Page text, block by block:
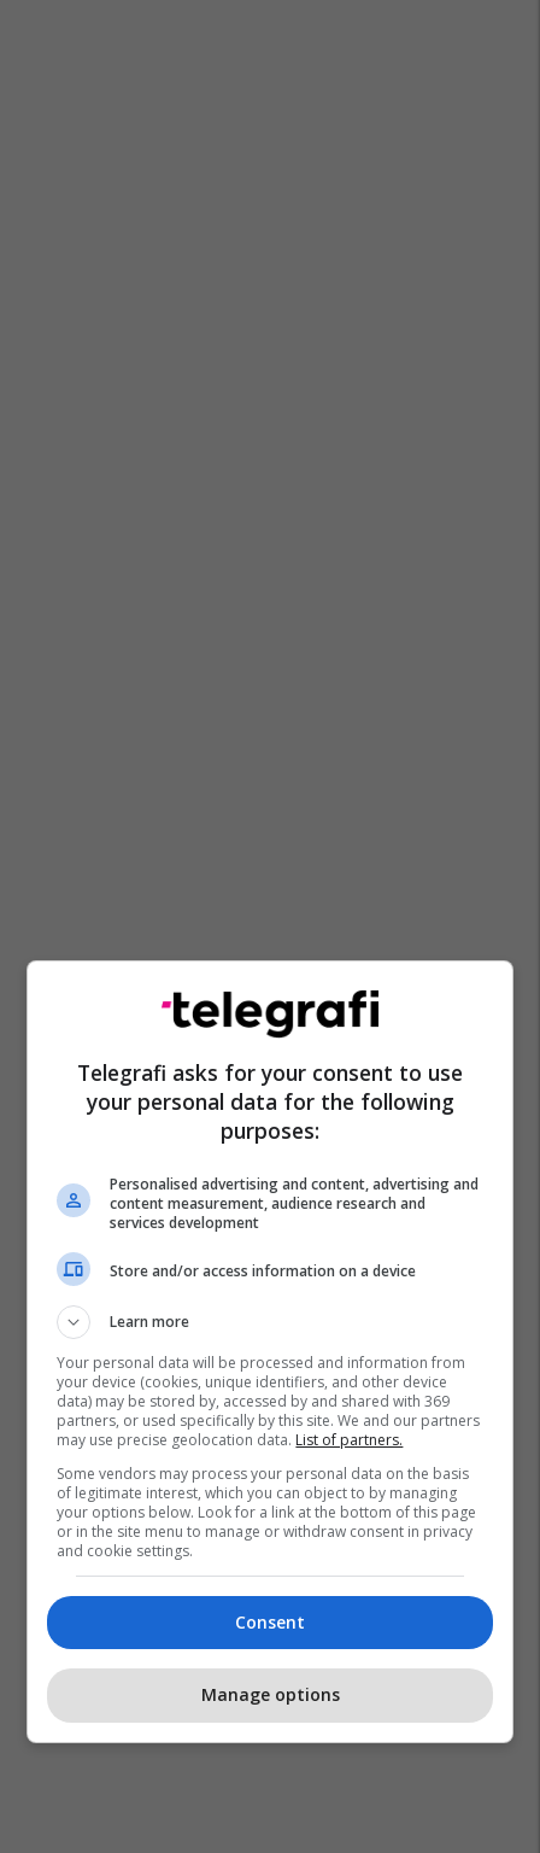
Kb Trepça Fiba
Telegrafi asks for your consent to use
your personal data for the following
purposes:
Personalised advertising and content, advertising and
content measurement, audience research and
services development
Store and/or access information on a device
Learn more
Your personal data will be processed and information from
your device (cookies, unique identifiers, and other device
data) may be stored by, accessed by and shared with 369
partners, or used specifically by this site. We and our partners
may use precise geolocation data. List of partners.
Some vendors may process your personal data on the basis
of legitimate interest, which you can object to by managing
your options below. Look for a link at the bottom of this page
or in the site menu to manage or withdraw consent in privacy
and cookie settings.
Consent
Manage options